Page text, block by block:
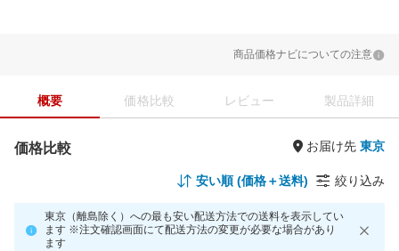
商品価格ナビについての注意
概要 価格比較 レビュー 製品詳細
価格比較 お届け先
安い順 (価格＋送料) 絞り込み
東京（離島除く）への最も安い配送方法での送料を表示してい
ます ※注文確認画面にて配送方法の変更が必要な場合があり
ます